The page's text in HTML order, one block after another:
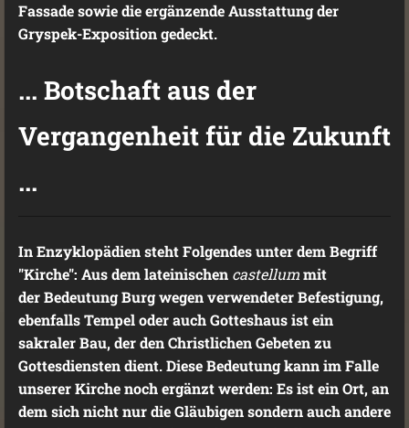
Fassade sowie die ergänzende Ausstattung der
Gryspek-Exposition gedeckt.
... Botschaft aus der
Vergangenheit für die Zukunft
...
In Enzyklopädien steht Folgendes unter dem Begriff
"Kirche": Aus dem lateinischen castellummit
der Bedeutung Burg wegen verwendeter Befestigung,
ebenfalls Tempel oder auch Gotteshaus ist ein
sakraler Bau, der den Christlichen Gebeten zu
Gottesdiensten dient. Diese Bedeutung kann im Falle
unserer Kirche noch ergänzt werden: Es ist ein Ort, an
dem sich nicht nur die Gläubigen sondern auch andere